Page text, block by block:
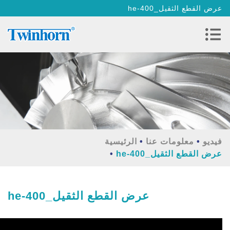
he-400_عرض القطع الثقيل
الرئيسية معلومات عنا
فيديو
he-400_عرض القطع الثقيل
he-400_عرض القطع الثقيل